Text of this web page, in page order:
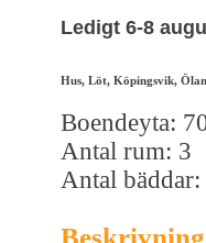
Ledigt 6-8
Hus, Löt, Köpingsvik,
Boendeyta:
Antal rum: 3
Antal bäddar:
Beskrivning